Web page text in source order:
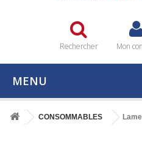
Rechercher Mon
MENU
CONSOMMABLES